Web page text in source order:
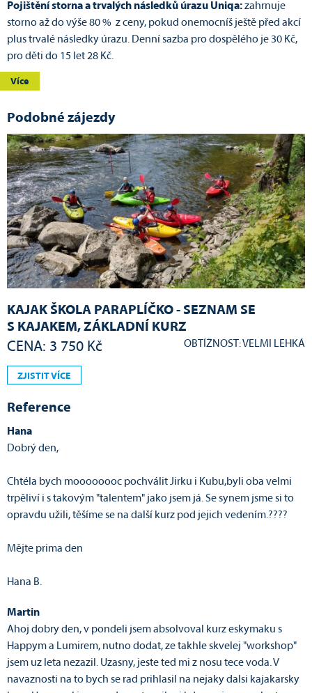
Pojištění storna a trvalých následků úrazu Uniqa:zahrnuje
storno až do výše 80 % z ceny, pokud onemocníš ještě před akcí
plus trvalé následky úrazu. Denní sazba pro dospělého je 30 Kč,
pro děti do 15 let 28 Kč.
Více
Podobné zájezdy
KAJAK ŠKOLA PARAPLÍČKO - SEZNAM SE
S KAJAKEM, ZÁKLADNÍ KURZ
CENA: 3 750 Kč OBTÍŽNOST: VELMI LEHKÁ
ZJISTIT VÍCE
Reference
Hana
Dobrý den,
Chtéla bych moooooooc pochválit Jirku i Kubu,byli oba velmi
trpěliví i s takovým "talentem" jako jsem já. Se synem jsme si to
opravdu užili, těšíme se na další kurz pod jejich vedením.????
Mějte prima den
Hana B.
Martin
Ahoj dobry den, v pondeli jsem absolvoval kurz eskymaku s
Happym a Lumirem, nutno dodat, ze takhle skvelej "workshop"
jsem uz leta nezazil. Uzasny, jeste ted mi z nosu tece voda. V
navaznosti na to bych se rad prihlasil na nejaky dalsi kajakarsky